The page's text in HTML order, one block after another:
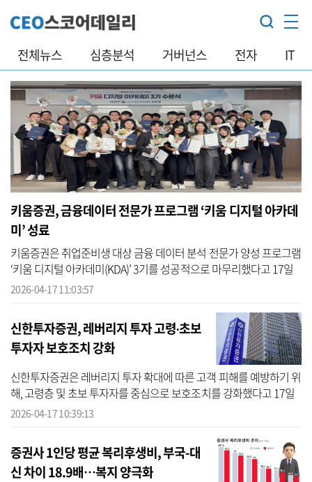
전체뉴스 심층분석 거버넌스 전자 IT
키움증권, 금융데이터 전문가 프로그램 ‘키움 디지털 아카데
미’ 성료
키움증권은 취업준비생 대상 금융 데이터 분석 전문가 양성 프로그램
‘키움 디지털 아카데미(KDA)’ 3기를 성공적으로 마무리했다고 17일
밝혔다. 3기 수료식은 전날 서울 여의도 키움증권 본사에서 진행했다.
2026-04-17 11:03:57
신한투자증권, 레버리지 투자 고령∙초보
투자자 보호조치 강화
신한투자증권은 레버리지 투자 확대에 따른 고객 피해를 예방하기 위
해, 고령층 및 초보 투자자를 중심으로 보호조치를 강화했다고 17일
밝혔다. 최근 레버리지 투자 증가에 따라 투자 경험이 부족한 고객층
2026-04-17 10:39:13
증권사 1인당 평균 복리후생비, 부국-대
신 차이 18.9배…복지 양극화